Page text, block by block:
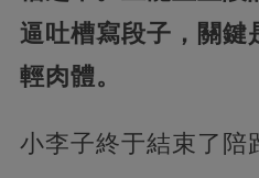
逼吐槽寫段子，關鍵
輕肉體。
小李子終于結束了陪